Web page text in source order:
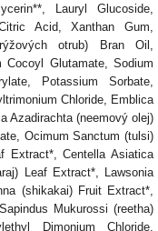
Lauryl Glucoside,
Acid, Xanthan Gum,
otrub) Bran Oil,
Cocoyl Glutamate, Sodium
Potassium Sorbate,
Chloride, Emblica
Azadirachta (neemový olej)
Ocimum Sanctum (tulsi)
Extract*, Centella Asiatica
Leaf Extract*, Lawsonia
(shikakai) Fruit Extract*,
Mukurossi (reetha)
Dimonium Chloride,